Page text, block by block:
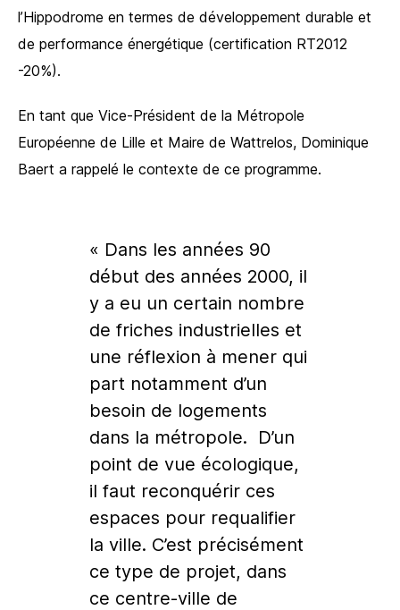
l’Hippodrome en termes de développement durable et
de performance énergétique (certification RT2012
-20%).
En tant que Vice-Président de la Métropole
Européenne de Lille et Maire de Wattrelos, Dominique
Baert a rappelé le contexte de ce programme.
« Dans les années 90
début des années 2000, il
y a eu un certain nombre
de friches industrielles et
une réflexion à mener qui
part notamment d’un
besoin de logements
dans la métropole. D’un
point de vue écologique,
il faut reconquérir ces
espaces pour requalifier
la ville. C’est précisément
ce type de projet, dans
ce centre-ville de